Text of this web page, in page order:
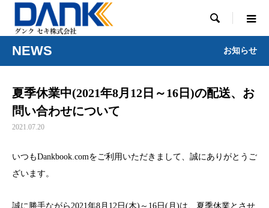

NEWS お知らせ
夏季休業中(2021年8月12日～16日)の配送、お
問い合わせについて
2021.07.20
いつもDankbook.comをご利用いただきまして、誠にありがとうご
ざいます。
誠に勝手ながら2021年8月12日(木)～16日(月)は、夏季休業とさせ